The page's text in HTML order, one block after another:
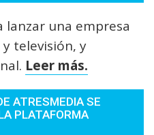
lanzar una empresa
televisión, y
Leer más.
ATRESMEDIA SE
PLATAFORMA